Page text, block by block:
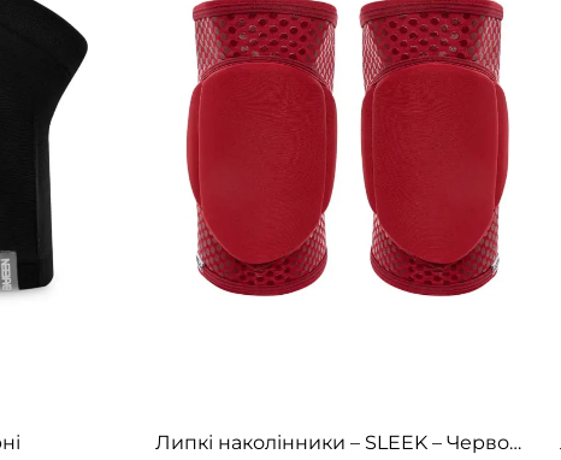
Липкі наколінники – SLEEK – Червоні